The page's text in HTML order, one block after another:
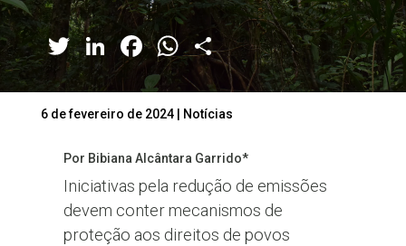
Twitter
LinkedIn
Facebook
WhatsApp
Share
6 de fevereiro de 2024| Notícias
Por Bibiana Alcântara Garrido*
Iniciativas pela redução de emissões
devem conter mecanismos de
proteção aos direitos de povos